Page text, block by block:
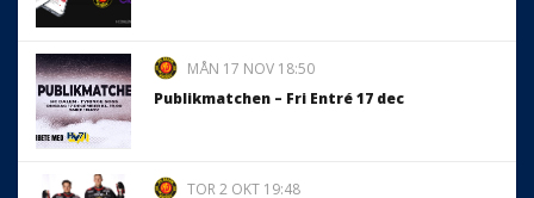
MÅN 17 NOV 18:50
Publikmatchen – Fri Entré 17 dec
TOR 2 OKT 19:48